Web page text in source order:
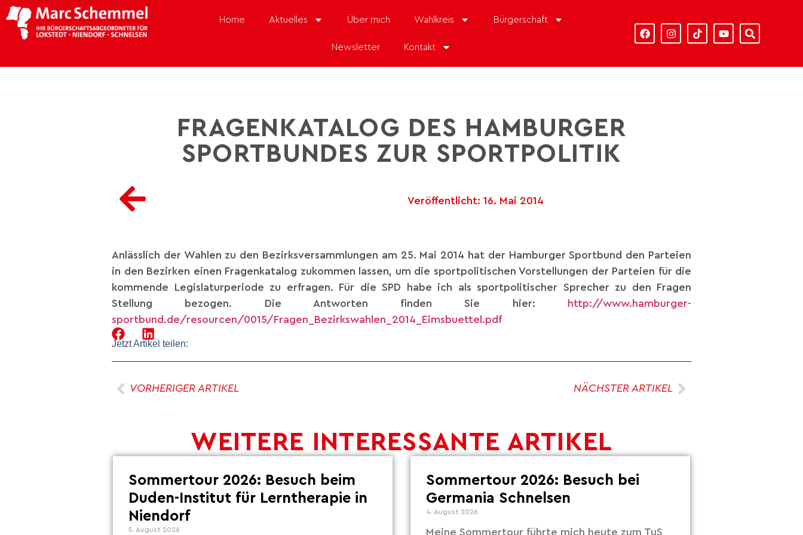
Home Aktuelles Über mich Wahlkreis Bürgerschaft
Newsletter Kontakt
FRAGENKATALOG DES HAMBURGER
SPORTBUNDES ZUR SPORTPOLITIK
Veröffentlicht: 16. Mai 2014
Anlässlich der Wahlen zu den Bezirksversammlungen am 25. Mai 2014 hat der Hamburger Sportbund den Parteien
in den Bezirken einen Fragenkatalog zukommen lassen, um die sportpolitischen Vorstellungen der Parteien für die
kommende Legislaturperiode zu erfragen. Für die SPD habe ich als sportpolitischer Sprecher zu den Fragen
Stellung bezogen. Die Antworten finden Sie hier:
http://www.hamburger-
sportbund.de/resourcen/0015/Fragen_Bezirkswahlen_2014_Eimsbuettel.pdf
Jetzt Artikel teilen:
VORHERIGER ARTIKEL NÄCHSTER ARTIKEL
WEITERE INTERESSANTE ARTIKEL
Sommertour 2026: Besuch beim
Duden-Institut für Lerntherapie in
Niendorf
5. August 2026
Sommertour 2026: Besuch bei
Germania Schnelsen
4. August 2026
Meine Sommertour führte mich heute zum TuS